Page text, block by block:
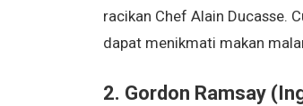
racikan Chef Alain Ducasse.
dapat menikmati makan
2. Gordon Ramsay